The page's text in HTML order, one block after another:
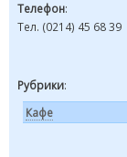
Телефон:
Тел. (0214) 45 68 39
Рубрики:
Кафе